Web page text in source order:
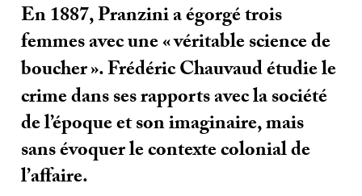
En 1887, Pranzini a égorgé trois
femmes avec une «véritable science de
boucher». Frédéric Chauvaud étudie le
crime dans ses rapports avec la société
de l’époque et son imaginaire, mais
sans évoquer le contexte colonial de
l’affaire.